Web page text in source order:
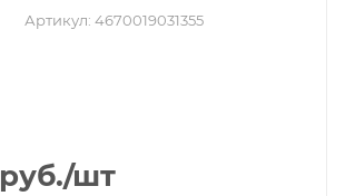
Артикул: 4670019031355
руб./шт